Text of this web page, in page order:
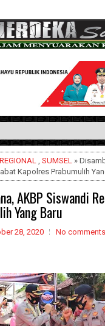
REGIONAL , SUMSEL »
Kapolres Prabumulih
AKBP Siswandi
Yang Baru
28, 2020 No comments